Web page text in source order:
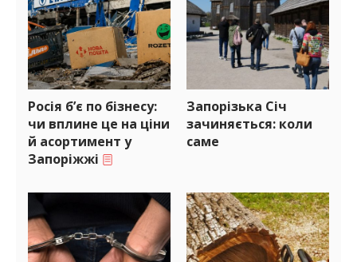
Росія б’є по бізнесу:
чи вплине це на ціни
й асортимент у
Запоріжжі
Запорізька Січ
зачиняється: коли
саме